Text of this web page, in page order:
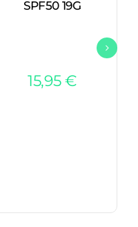
SPF50 19G
15,95€